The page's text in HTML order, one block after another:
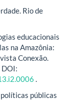
Rio de
educacionais
na Amazônia:
Conexão.
DOI:
.
públicas